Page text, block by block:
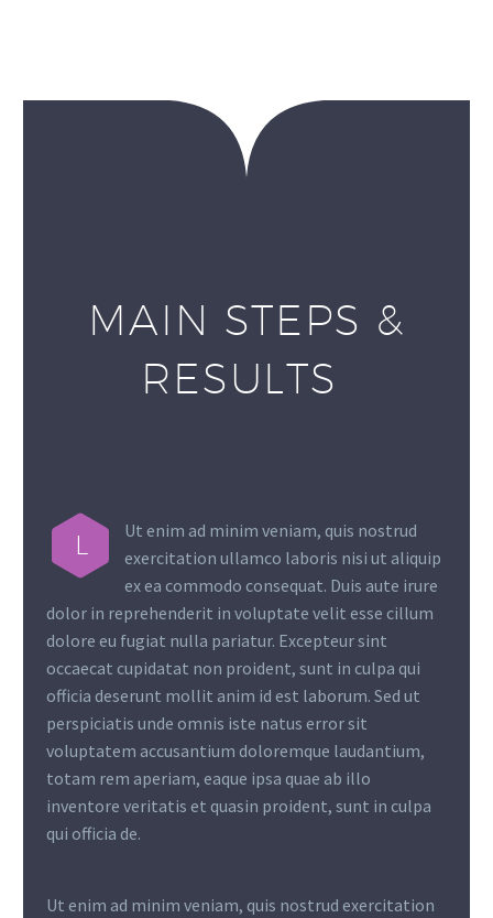
MAIN STEPS &
RESULTS
L
Ut enim ad minim veniam, quis nostrud
exercitation ullamco laboris nisi ut aliquip
ex ea commodo consequat. Duis aute irure
dolor in reprehenderit in voluptate velit esse cillum
dolore eu fugiat nulla pariatur. Excepteur sint
occaecat cupidatat non proident, sunt in culpa qui
officia deserunt mollit anim id est laborum. Sed ut
perspiciatis unde omnis iste natus error sit
voluptatem accusantium doloremque laudantium,
totam rem aperiam, eaque ipsa quae ab illo
inventore veritatis et quasin proident, sunt in culpa
qui officia de.
Ut enim ad minim veniam, quis nostrud exercitation